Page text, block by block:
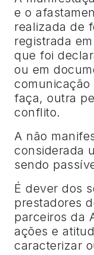
e o
realizada de
registrada
que foi
ou em
faça, outra
conflito.
A não
considerada
sendo
É dever dos
prestadores
parceiros da
ações e
caracterizar